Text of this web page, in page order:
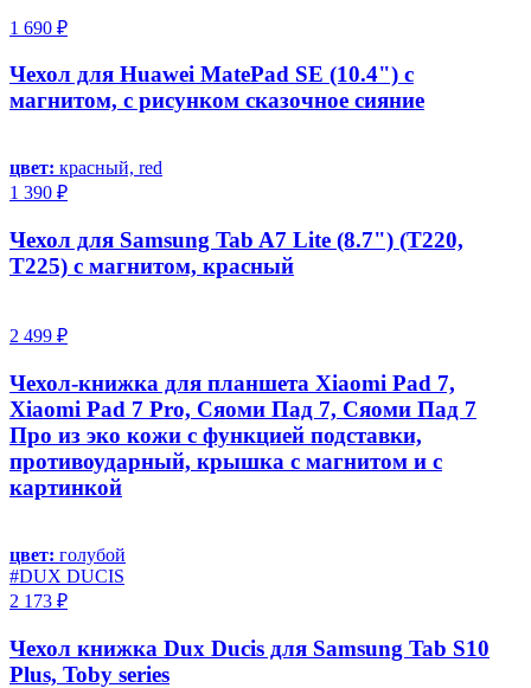
1 690 ₽
Чехол для Huawei MatePad SE (10.4") с
магнитом, с рисунком сказочное сияние
цвет: красный, red
1 390 ₽
Чехол для Samsung Tab A7 Lite (8.7") (T220,
T225) с магнитом, красный
2 499 ₽
Чехол-книжка для планшета Xiaomi Pad 7,
Xiaomi Pad 7 Pro, Сяоми Пад 7, Сяоми Пад 7
Про из эко кожи с функцией подставки,
противоударный, крышка с магнитом и с
картинкой
цвет: голубой
#DUX DUCIS
2 173 ₽
Чехол книжка Dux Ducis для Samsung Tab S10
Plus, Toby series